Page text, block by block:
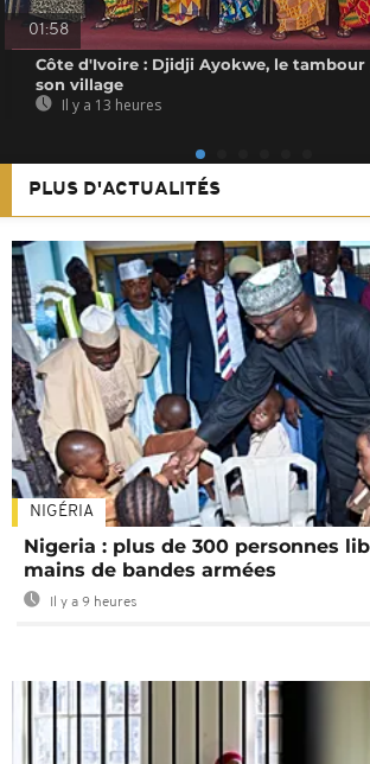
01:58
Côte d'Ivoire : Djidji Ayokwe, le
son village
Il y a 13 heures
PLUS D'ACTUALITÉS
NIGÉRIA
Nigeria : plus de 300 personnes
mains de bandes armées
Il y a 9 heures